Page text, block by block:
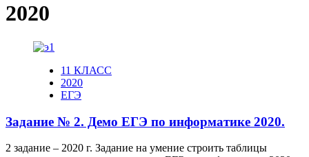
2020
11 КЛАСС
2020
ЕГЭ
Задание № 2. Демо ЕГЭ по информатике 2020.
2 задание – 2020 г. Задание на умение строить таблицы